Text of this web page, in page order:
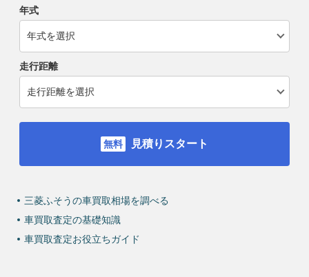
年式
走行距離
見積りスタート
三菱ふそうの車買取相場を調べる
車買取査定の基礎知識
車買取査定お役立ちガイド